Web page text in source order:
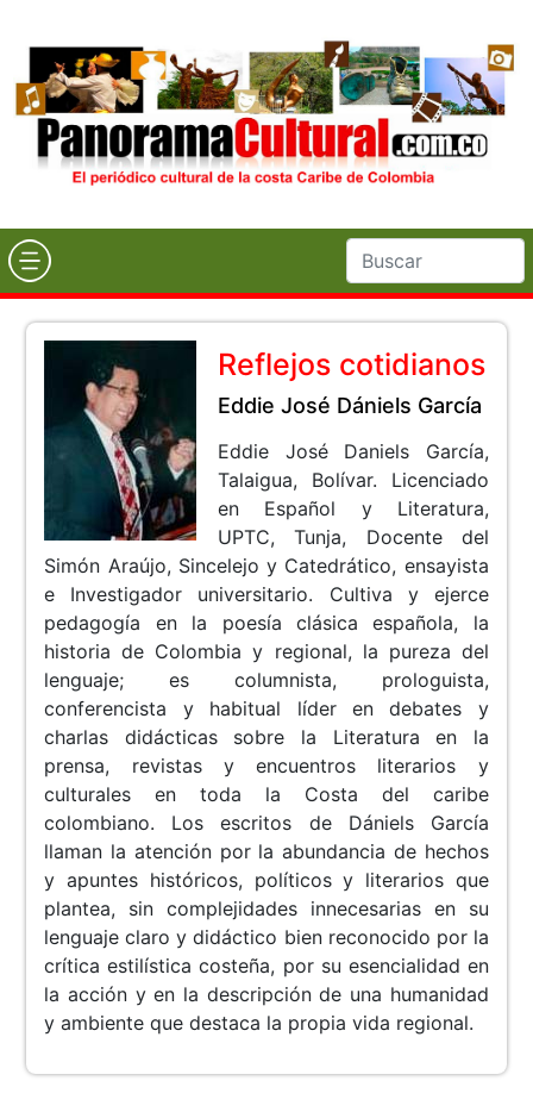
Reflejos cotidianos
Eddie José Dániels García
Eddie José Daniels García,
Talaigua, Bolívar. Licenciado
en Español y Literatura,
UPTC, Tunja, Docente del
Simón Araújo, Sincelejo y Catedrático, ensayista
e Investigador universitario. Cultiva y ejerce
pedagogía en la poesía clásica española, la
historia de Colombia y regional, la pureza del
lenguaje; es columnista, prologuista,
conferencista y habitual líder en debates y
charlas didácticas sobre la Literatura en la
prensa, revistas y encuentros literarios y
culturales en toda la Costa del caribe
colombiano. Los escritos de Dániels García
llaman la atención por la abundancia de hechos
y apuntes históricos, políticos y literarios que
plantea, sin complejidades innecesarias en su
lenguaje claro y didáctico bien reconocido por la
crítica estilística costeña, por su esencialidad en
la acción y en la descripción de una humanidad
y ambiente que destaca la propia vida regional.